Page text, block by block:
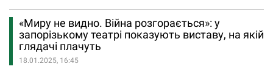
Дніпропетровської області він привіз дві вистави "Ми
знову складаємо валізи, пакуємо костюми, реквізит,
декорації – словом, збираємо наші вистави, щоб
подарувати їх новим глядачам. 8 березня ми
виступимо на сцені…
«Миру не видно. Війна розгорається»: у
запорізькому театрі показують виставу, на якій
глядачі плачуть
18.01.2025, 16:45